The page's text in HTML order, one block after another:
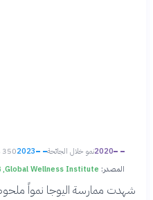
2020نمو خلال الجائحة 2023350 مليون ممارس
المصدر: Global Wellness Institute, تقارير وتحليلات السوق
شهدت ممارسة اليوجا نمواً